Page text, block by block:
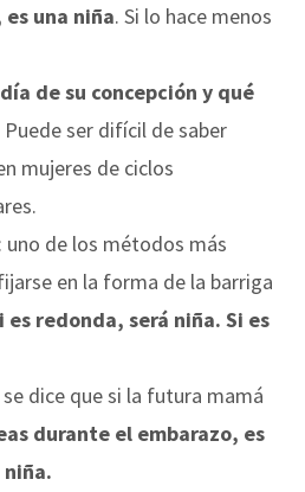
una niña. Si lo hace menos
de su concepción y qué
Puede ser difícil de saber
mujeres de ciclos
de los métodos más
en la forma de la barriga
es redonda, será niña. Si es
dice que si la futura mamá
durante el embarazo, es
niña.